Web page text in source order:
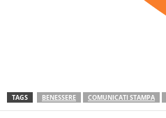
TAGS BENESSERE COMUNICATI STAMPA